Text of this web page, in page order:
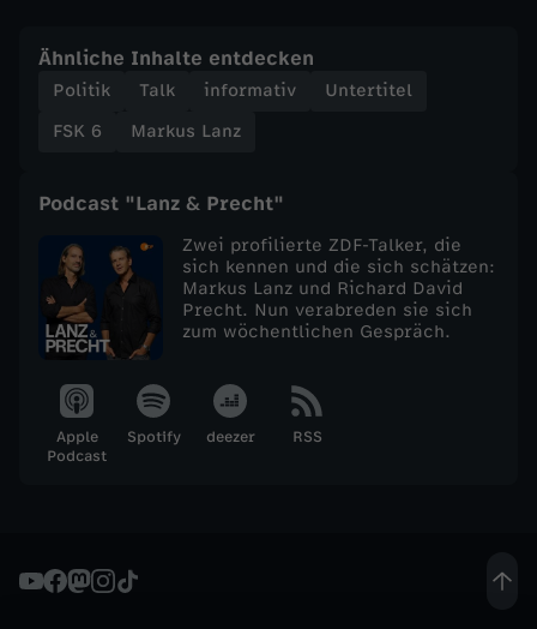
m
3
0
.
O
t
e
Ähnliche Inhalte entdecken
Politik Talk informativ
Untertitel
FSK 6
Markus Lanz
Podcast "Lanz & Precht"
Zwei profilierte ZDF-Talker, die
sich kennen und die sich schätzen:
Markus Lanz und Richard David
Precht. Nun verabreden sie sich
zum wöchentlichen Gespräch.
Apple
Podcast
Spotify deezer RSS